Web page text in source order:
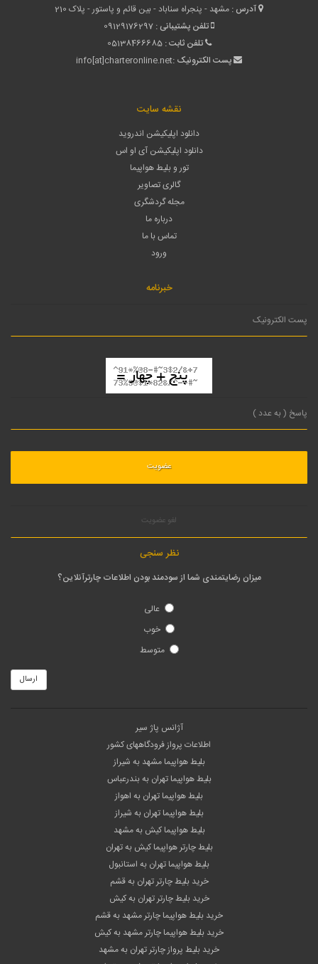
آدرس : مشهد - پنجراه سناباد - بین قائم و پاستور - پلاک 210
تلفن پشتیبانی : 09129176297
تلفن ثابت : 05138466685
پست الکترونیک :info[at]charteronline.net
نقشه سایت
دانلود اپلیکیشن اندروید
دانلود اپلیکیشن آی او اس
تور و بلیط هواپیما
گالری تصاویر
مجله گردشگری
درباره ما
تماس با ما
ورود
خبرنامه
لغو عضویت
نظر سنجی
میزان رضایتمندی شما از سودمند بودن اطلاعات چارترآنلاین؟
عالی
خوب
متوسط
ارسال
آژانس پاژ سیر
اطلاعات پرواز فرودگاههای کشور
بلیط هواپیما مشهد به شیراز
بلیط هواپیما تهران به بندرعباس
بلیط هواپیما تهران به اهواز
بلیط هواپیما تهران به شیراز
بلیط هواپیما کیش به مشهد
بلیط چارتر هواپیما کیش به تهران
بلیط هواپیما تهران به استانبول
خرید بلیط چارتر تهران به قشم
خرید بلیط چارتر تهران به کیش
خرید بلیط هواپیما چارتر مشهد به قشم
خرید بلیط هواپیما چارتر مشهد به کیش
خرید بلیط پرواز چارتر تهران به مشهد